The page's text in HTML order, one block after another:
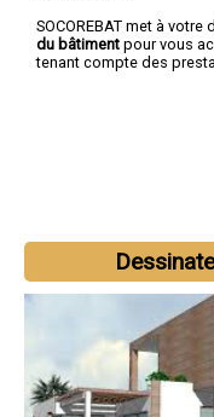
SOCOREBAT met à
du bâtiment pour vous
tenant compte des